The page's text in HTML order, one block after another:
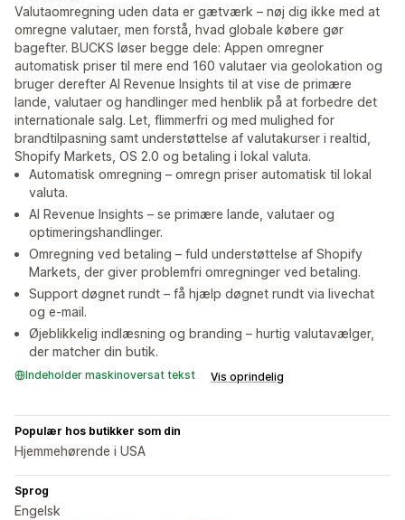
Valutaomregning uden data er gætværk – nøj dig ikke med at
omregne valutaer, men forstå, hvad globale købere gør
bagefter. BUCKS løser begge dele: Appen omregner
automatisk priser til mere end 160 valutaer via geolokation og
bruger derefter AI Revenue Insights til at vise de primære
lande, valutaer og handlinger med henblik på at forbedre det
internationale salg. Let, flimmerfri og med mulighed for
brandtilpasning samt understøttelse af valutakurser i realtid,
Shopify Markets, OS 2.0 og betaling i lokal valuta.
Automatisk omregning – omregn priser automatisk til lokal
valuta.
AI Revenue Insights – se primære lande, valutaer og
optimeringshandlinger.
Omregning ved betaling – fuld understøttelse af Shopify
Markets, der giver problemfri omregninger ved betaling.
Support døgnet rundt – få hjælp døgnet rundt via livechat
og e-mail.
Øjeblikkelig indlæsning og branding – hurtig valutavælger,
der matcher din butik.
Indeholder maskinoversat tekst Vis oprindelig
Populær hos butikker som din
Hjemmehørende i USA
Sprog
Engelsk